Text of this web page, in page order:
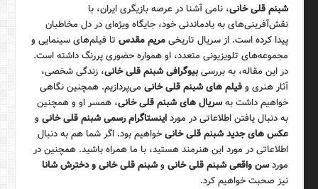
شبنم قلی خانی، نامی آشنا در عرصه بازیگری ایران، با
نقش‌آفرینی‌های به یادماندنی خود، جایگاه ویژه‌ای در دل مخاطبان
پیدا کرده است. از سریال تاریخیمریم مقدس تا فیلم‌های سینمایی و
مجموعه‌های تلویزیونی متعدد، او همواره حضوری پررنگ داشته است.
در این مقاله، به بررسیبیوگرافی شبنم قلی خانی، زندگی شخصی،
آثار هنری وفیلم های شبنم قلی خانی می‌پردازیم. همچنین نگاهی
خواهیم داشت بهسریال های شبنم قلی خانی، همسر او و همچنین
به دنبال یافتن اطلاعاتی در مورداینستاگرام رسمی شبنم قلی خانیو
عکس های جدید شبنم قلی خانیخواهیم بود. اگر شما هم به دنبال
اطلاعاتی در مورد این هنرمند هستید، با ما همراه باشید. همچنین در
موردسن واقعی شبنم قلی خانیوشبنم قلی خانی و دخترش شانا
نیز صحبت خواهیم کرد.